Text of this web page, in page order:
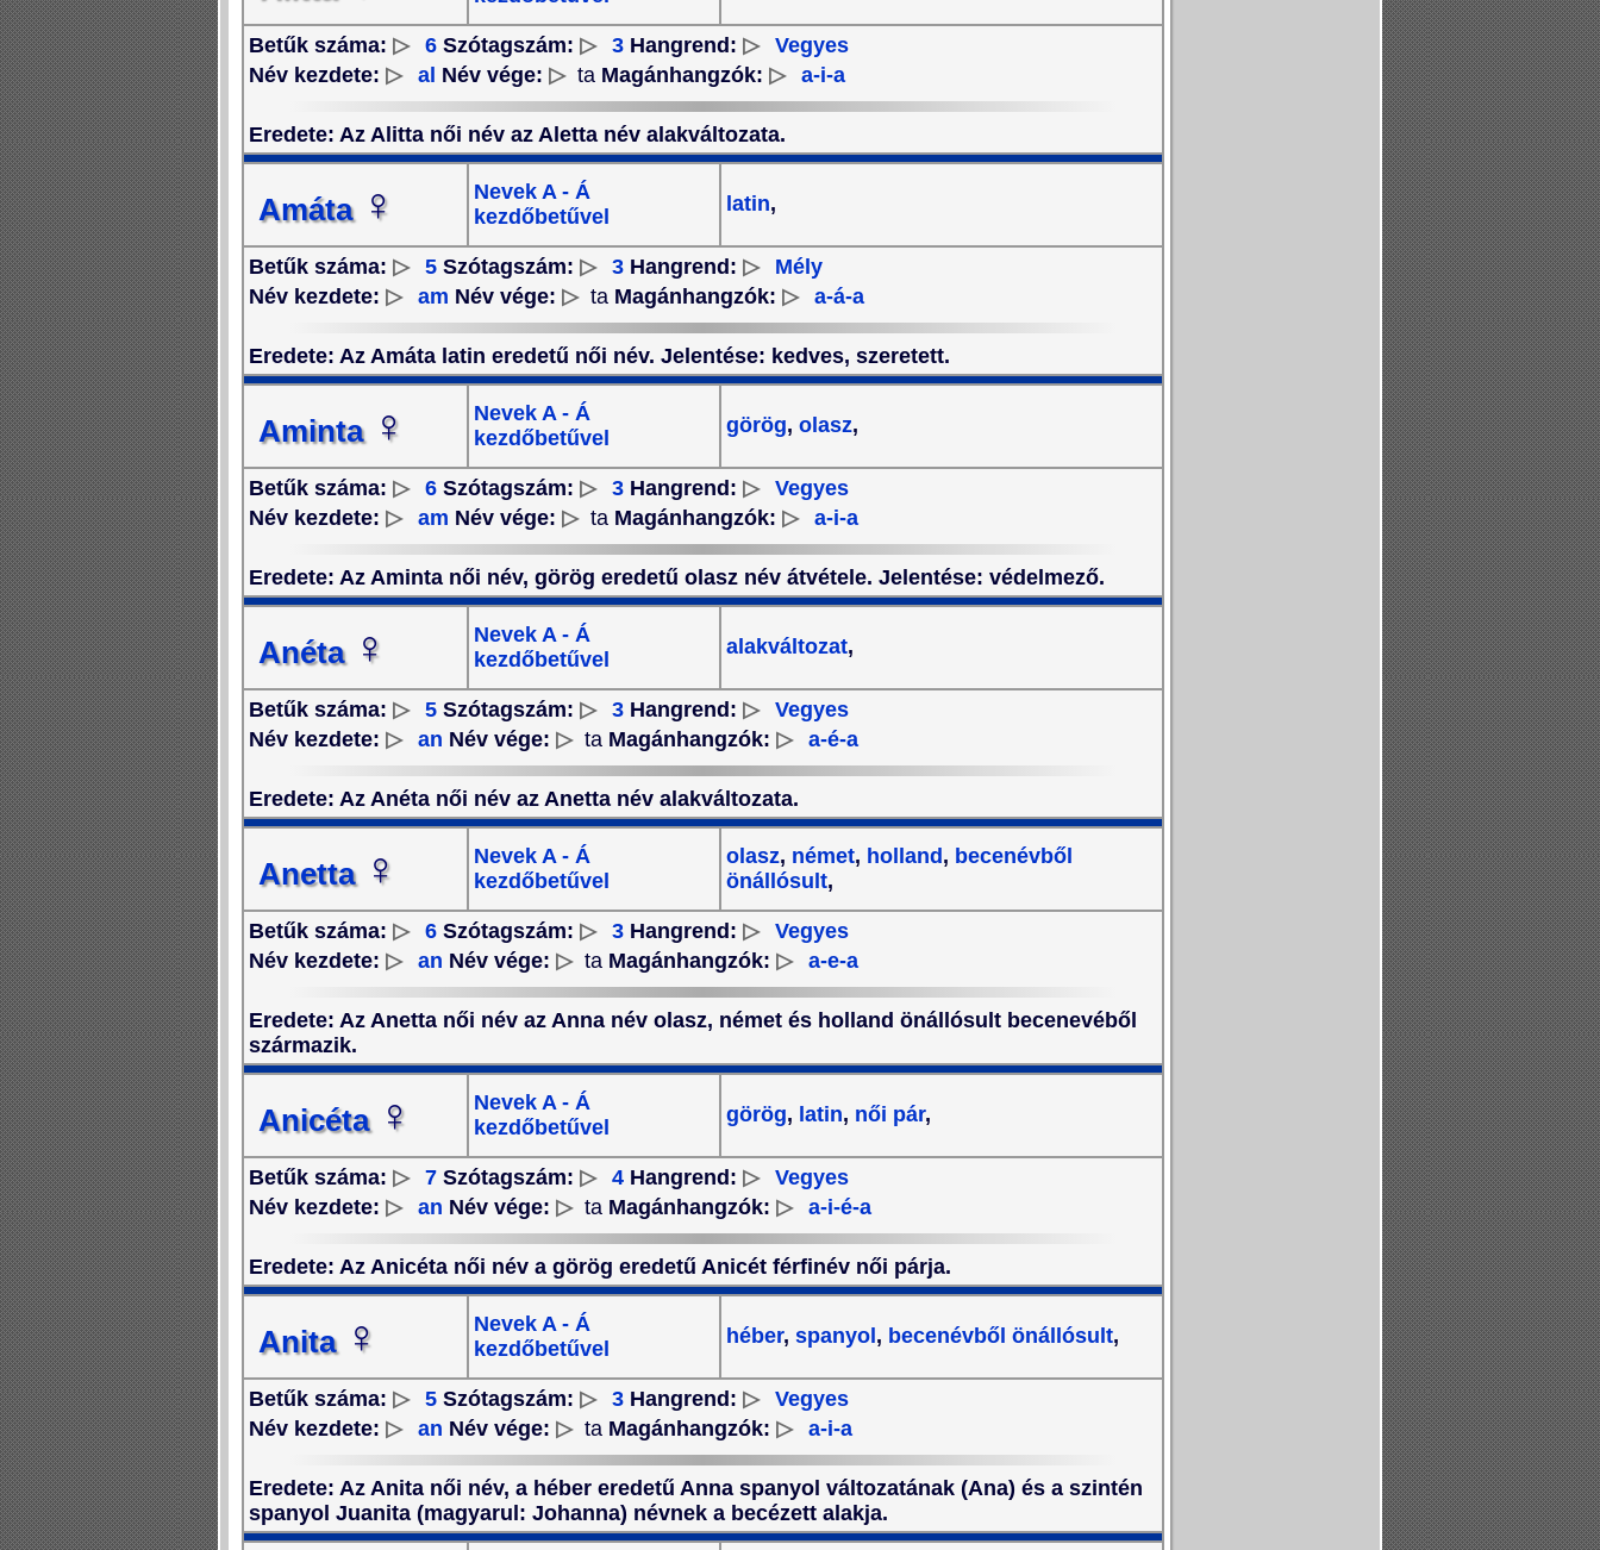
Betűk száma: ▷ 6 Szótagszám: ▷ 3 Hangrend: ▷
Vegyes
Név kezdete: ▷ al Név vége: ▷ ta Magánhangzók: ▷ a-i-a
Eredete: Az Alitta női név az Aletta név alakváltozata.
Amáta ♀
Nevek A - Á
kezdőbetűvel
latin,
Betűk száma: ▷ 5 Szótagszám: ▷ 3 Hangrend: ▷
Mély
Név kezdete: ▷ am Név vége: ▷ ta Magánhangzók: ▷ a-á-a
Eredete: Az Amáta latin eredetű női név. Jelentése: kedves, szeretett.
Aminta ♀
Nevek A - Á
kezdőbetűvel
görög, olasz,
Betűk száma: ▷ 6 Szótagszám: ▷ 3 Hangrend: ▷
Vegyes
Név kezdete: ▷ am Név vége: ▷ ta Magánhangzók: ▷ a-i-a
Eredete: Az Aminta női név, görög eredetű olasz név átvétele. Jelentése: védelmező.
Anéta ♀
Nevek A - Á
kezdőbetűvel
alakváltozat,
Betűk száma: ▷ 5 Szótagszám: ▷ 3 Hangrend: ▷
Vegyes
Név kezdete: ▷ an Név vége: ▷ ta Magánhangzók: ▷ a-é-a
Eredete: Az Anéta női név az Anetta név alakváltozata.
Anetta ♀
Nevek A - Á
kezdőbetűvel
olasz, német, holland, becenévből
önállósult,
Betűk száma: ▷ 6 Szótagszám: ▷ 3 Hangrend: ▷
Vegyes
Név kezdete: ▷ an Név vége: ▷ ta Magánhangzók: ▷ a-e-a
Eredete: Az Anetta női név az Anna név olasz, német és holland önállósult becenevéből
származik.
Anicéta ♀
Nevek A - Á
kezdőbetűvel
görög, latin, női pár,
Betűk száma: ▷ 7 Szótagszám: ▷ 4 Hangrend: ▷
Vegyes
Név kezdete: ▷ an Név vége: ▷ ta Magánhangzók: ▷ a-i-é-a
Eredete: Az Anicéta női név a görög eredetű Anicét férfinév női párja.
Anita ♀
Nevek A - Á
kezdőbetűvel
héber, spanyol, becenévből önállósult,
Betűk száma: ▷ 5 Szótagszám: ▷ 3 Hangrend: ▷
Vegyes
Név kezdete: ▷ an Név vége: ▷ ta Magánhangzók: ▷ a-i-a
Eredete: Az Anita női név, a héber eredetű Anna spanyol változatának (Ana) és a szintén
spanyol Juanita (magyarul: Johanna) névnek a becézett alakja.